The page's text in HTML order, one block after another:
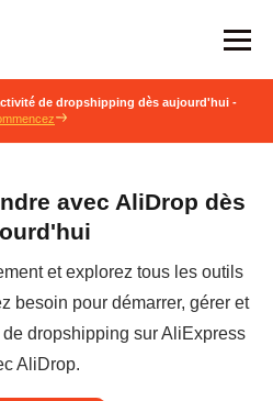
de dropshipping dès aujourd'hui -
avec AliDrop dès
et explorez tous les outils
besoin pour démarrer, gérer et
dropshipping sur AliExpress
AliDrop.